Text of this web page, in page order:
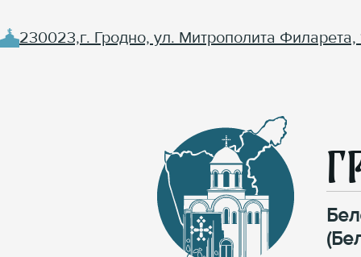
230023,г. Гродно, ул. Митрополита Филарета,